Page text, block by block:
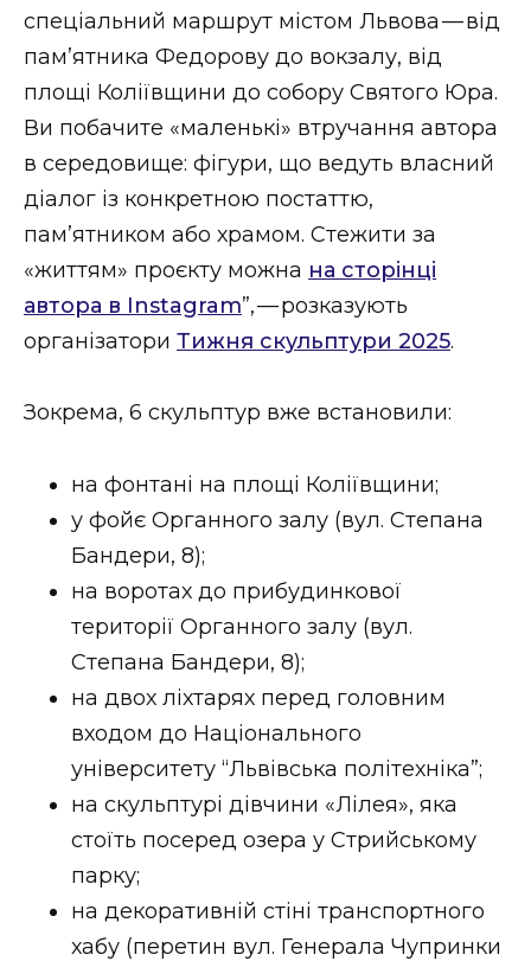
спеціальний маршрут містом Львова — від
пам’ятника Федорову до вокзалу, від
площі Коліївщини до собору Святого Юра.
Ви побачите «маленькі» втручання автора
в середовище: фігури, що ведуть власний
діалог із конкретною постаттю,
пам’ятником або храмом. Стежити за
«життям» проєкту можна на сторінці
автора в Instagram”, — розказують
організатори Тижня скульптури 2025.
Зокрема, 6 скульптур вже встановили:
на фонтані на площі Коліївщини;
у фойє Органного залу (вул. Степана
Бандери, 8);
на воротах до прибудинкової
території Органного залу (вул.
Степана Бандери, 8);
на двох ліхтарях перед головним
входом до Національного
університету “Львівська політехніка”;
на скульптурі дівчини «Лілея», яка
стоїть посеред озера у Стрийському
парку;
на декоративній стіні транспортного
хабу (перетин вул. Генерала Чупринки